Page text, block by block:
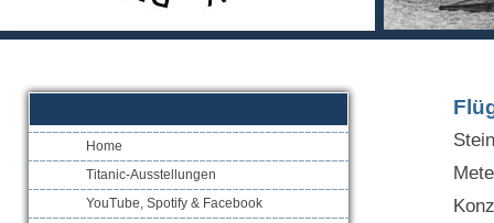
Home
Titanic-Ausstellungen
YouTube, Spotify & Facebook